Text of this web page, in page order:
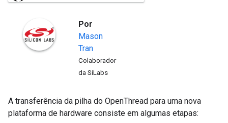
Por
Mason
Tran
Colaborador
da SiLabs
A transferência da pilha do OpenThread para uma nova
plataforma de hardware consiste em algumas etapas: